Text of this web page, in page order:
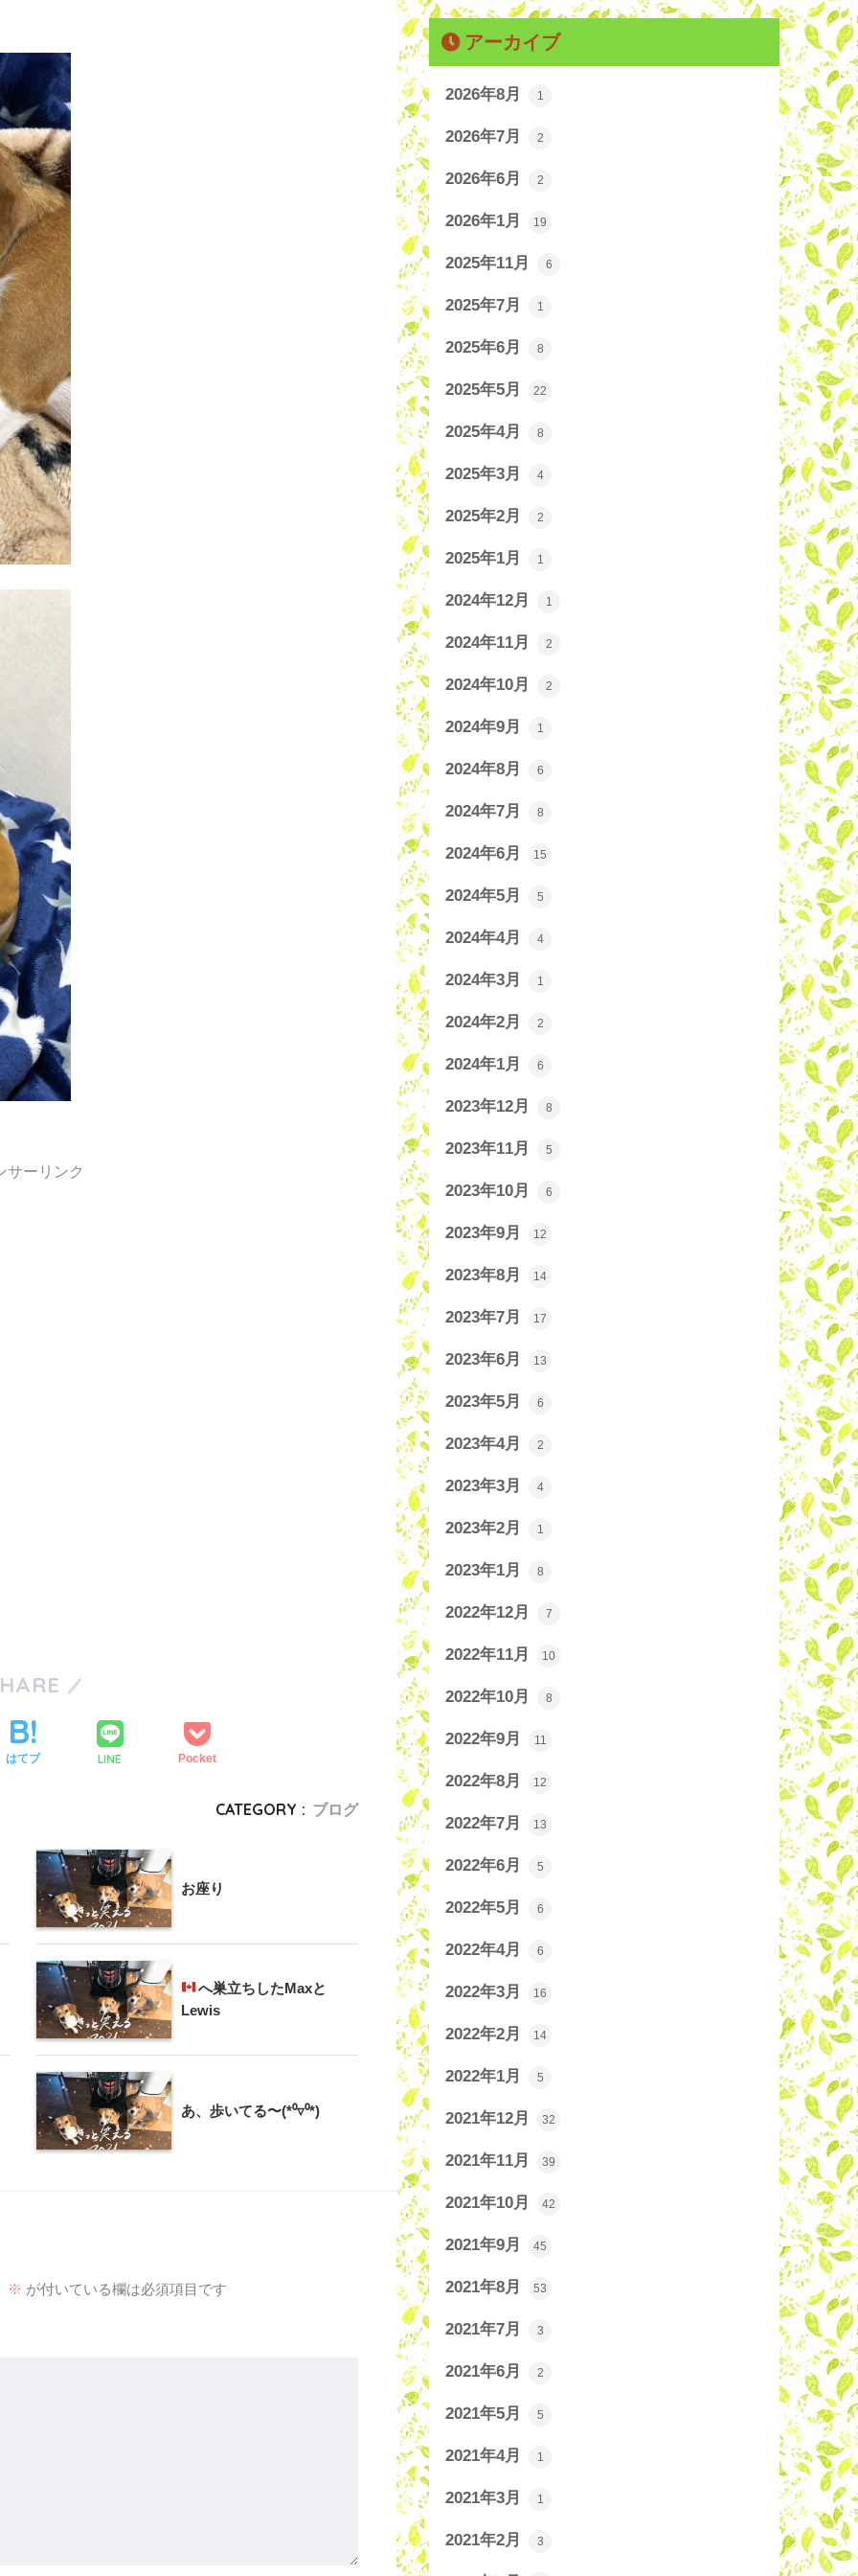
サーリンク
はてブ LINE Pocket
CATEGORY : ブログ
お座り
へ巣立ちしたMaxと
Lewis
あ、歩いてる〜(*⁰▿⁰*)
※ が付いている欄は必須項目です
アーカイブ
2026年8月 1
2026年7月 2
2026年6月 2
2026年1月 19
2025年11月 6
2025年7月 1
2025年6月 8
2025年5月 22
2025年4月 8
2025年3月 4
2025年2月 2
2025年1月 1
2024年12月 1
2024年11月 2
2024年10月 2
2024年9月 1
2024年8月 6
2024年7月 8
2024年6月 15
2024年5月 5
2024年4月 4
2024年3月 1
2024年2月 2
2024年1月 6
2023年12月 8
2023年11月 5
2023年10月 6
2023年9月 12
2023年8月 14
2023年7月 17
2023年6月 13
2023年5月 6
2023年4月 2
2023年3月 4
2023年2月 1
2023年1月 8
2022年12月 7
2022年11月 10
2022年10月 8
2022年9月 11
2022年8月 12
2022年7月 13
2022年6月 5
2022年5月 6
2022年4月 6
2022年3月 16
2022年2月 14
2022年1月 5
2021年12月 32
2021年11月 39
2021年10月 42
2021年9月 45
2021年8月 53
2021年7月 3
2021年6月 2
2021年5月 5
2021年4月 1
2021年3月 1
2021年2月 3